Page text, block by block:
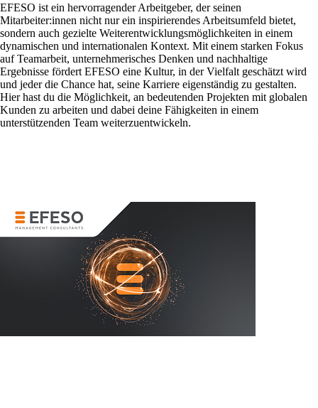
EFESO ist ein hervorragender Arbeitgeber, der seinen
Mitarbeiter:innen nicht nur ein inspirierendes Arbeitsumfeld bietet,
sondern auch gezielte Weiterentwicklungsmöglichkeiten in einem
dynamischen und internationalen Kontext. Mit einem starken Fokus
auf Teamarbeit, unternehmerisches Denken und nachhaltige
Ergebnisse fördert EFESO eine Kultur, in der Vielfalt geschätzt wird
und jeder die Chance hat, seine Karriere eigenständig zu gestalten.
Hier hast du die Möglichkeit, an bedeutenden Projekten mit globalen
Kunden zu arbeiten und dabei deine Fähigkeiten in einem
unterstützenden Team weiterzuentwickeln.